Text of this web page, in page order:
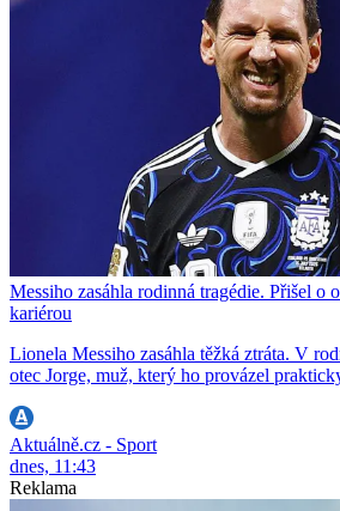
Messiho zasáhla rodinná tragédie. Přišel o
kariérou
Lionela Messiho zasáhla těžká ztráta. V
otec Jorge, muž, který ho provázel
Aktuálně.cz - Sport
dnes, 11:43
Reklama